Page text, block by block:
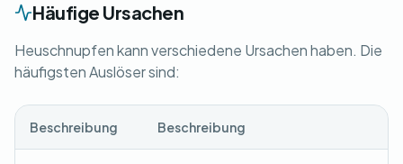
Häufige Ursachen
Heuschnupfen kann verschiedene Ursachen haben. Die
häufigsten Auslöser sind:
Beschreibung Beschreibung